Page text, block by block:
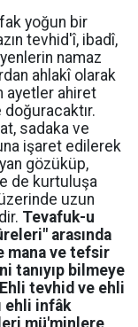
yoğun bir
tevhid'î, ibadî,
namaz
ahlakî olarak
ayetler ahiret
sadaka ve
işaret edilerek
gözüküp,
de kurtuluşa
uzun
Tevafuk-u
arasında
mana ve tefsir
tanıyıp bilmeye
tevhid ve ehli
ehli infâk
mü'minlere